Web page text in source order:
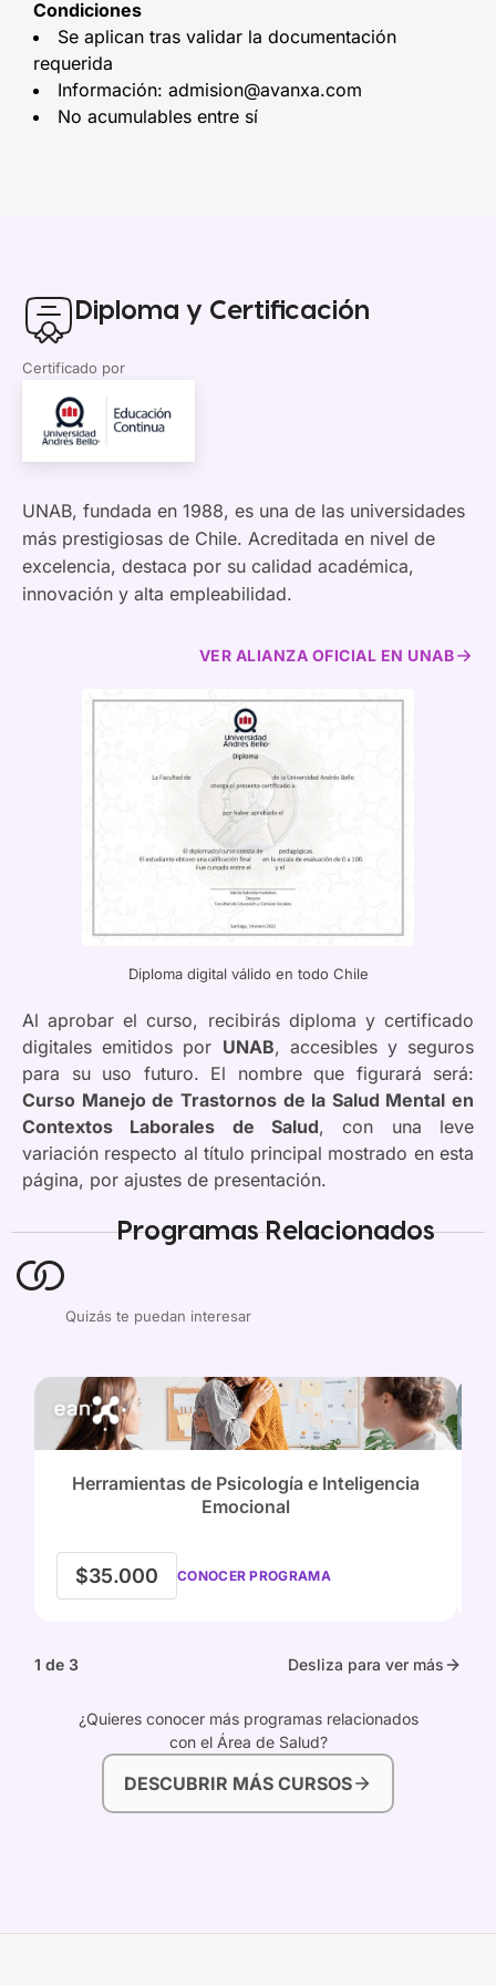
Condiciones
Se aplican tras validar la documentación
requerida
Información: admision@avanxa.com
No acumulables entre sí
Diploma y Certificación
Certificado por
UNAB, fundada en 1988, es una de las universidades
más prestigiosas de Chile. Acreditada en nivel de
excelencia, destaca por su calidad académica,
innovación y alta empleabilidad.
VER ALIANZA OFICIAL EN UNAB
Diploma digital válido en todo Chile
Al aprobar el curso, recibirás diploma y certificado
digitales emitidos por UNAB, accesibles y seguros
para su uso futuro. El nombre que figurará será:
Curso Manejo de Trastornos de la Salud Mental en
Contextos Laborales de Salud, con una leve
variación respecto al título principal mostrado en esta
página, por ajustes de presentación.
Programas Relacionados
Quizás te puedan interesar
Herramientas de Psicología e Inteligencia
Emocional
$35.000 CONOCER PROGRAMA
1 de 3 Desliza para ver más
¿Quieres conocer más programas relacionados
con el Área de Salud?
DESCUBRIR MÁS CURSOS